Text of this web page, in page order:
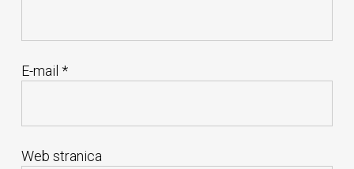
E-mail *
Web stranica